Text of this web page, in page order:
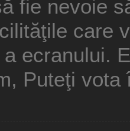
fie nevoie
care
ecranului.
Puteţi vota